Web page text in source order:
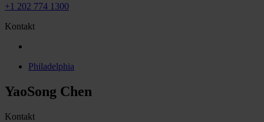
+1 202 774 1300
Kontakt
Philadelphia
YaoSong Chen
Kontakt